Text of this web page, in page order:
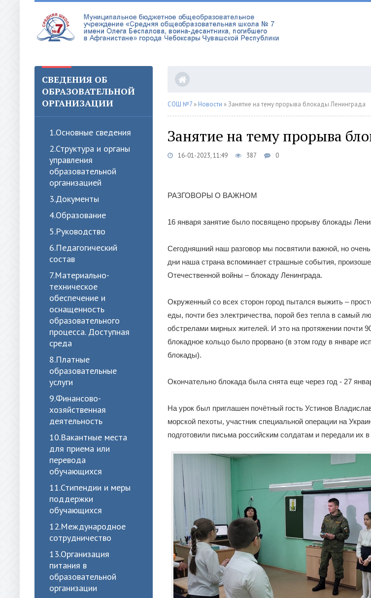
СВЕДЕНИЯ ОБ
ОБРАЗОВАТЕЛЬНОЙ
ОРГАНИЗАЦИИ
1.Oсновные сведения
2.Структура и органы
управления
образовательной
организацией
3.Документы
4.Образование
5.Руководство
6.Педагогический
состав
7.Материально-
техническое
обеспечение и
оснащенность
образовательного
процесса. Доступная
среда
8.Платные
образовательные
услуги
9.Финансово-
хозяйственная
деятельность
10.Вакантные места
для приема или
перевода
обучающихся
11.Стипендии и меры
поддержки
обучающихся
12.Международное
сотрудничество
13.Организация
питания в
образовательной
организации
СОШ №7 » Новости » Занятие на тему прорыва блокады Ленинграда
Занятие на тему прорыва
16-01-2023, 11:49 387 0
РАЗГОВОРЫ О ВАЖНОМ
16 января занятие было посвящено прорыву блокады
Сегодняшний наш разговор мы посвятили важной, но
дни наша страна вспоминает страшные события,
Отечественной войны – блокаду Ленинграда.
Окруженный со всех сторон город пытался выжить –
еды, почти без электричества, порой без тепла в самый
обстрелами мирных жителей. И это на протяжении почти
блокадное кольцо было прорвано (в этом году в январе
блокады).
Окончательно блокада была снята еще через год - 27
На урок был приглашен почётный гость Устинов
морской пехоты, участник специальной операции на
подготовили письма российским солдатам и передали их